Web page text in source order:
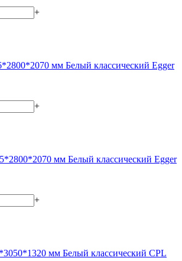
+
мм Белый классический Egger
+
мм Белый классический Egger
+
мм Белый классический CPL